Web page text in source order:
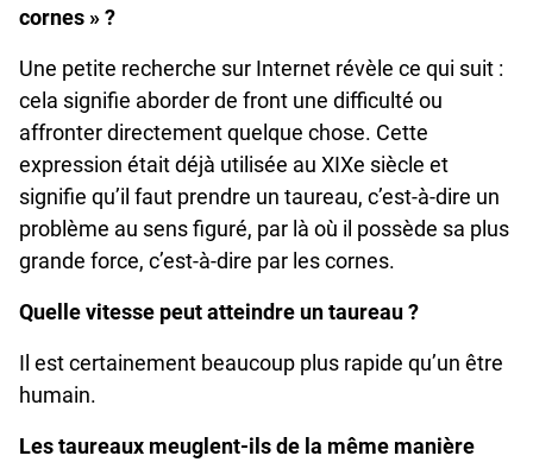
cornes » ?
Une petite recherche sur Internet révèle ce qui suit :
cela signifie aborder de front une difficulté ou
affronter directement quelque chose. Cette
expression était déjà utilisée au XIXe siècle et
signifie qu’il faut prendre un taureau, c’est-à-dire un
problème au sens figuré, par là où il possède sa plus
grande force, c’est-à-dire par les cornes.
Quelle vitesse peut atteindre un taureau ?
Il est certainement beaucoup plus rapide qu’un être
humain.
Les taureaux meuglent-ils de la même manière